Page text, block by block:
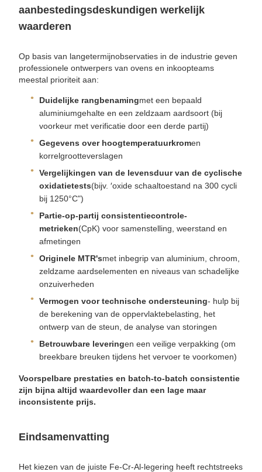
aanbestedingsdeskundigen werkelijk
waarderen
Op basis van langetermijnobservaties in de industrie geven
professionele ontwerpers van ovens en inkoopteams
meestal prioriteit aan:
Duidelijke rangbenamingmet een bepaald
aluminiumgehalte en een zeldzaam aardsoort (bij
voorkeur met verificatie door een derde partij)
Gegevens over hoogtemperatuurkromen
korrelgrootteverslagen
Vergelijkingen van de levensduur van de cyclische
oxidatietests(bijv. ′oxide schaaltoestand na 300 cycli
bij 1250°C")
Partie-op-partij consistentiecontrole-
metrieken(CpK) voor samenstelling, weerstand en
afmetingen
Originele MTR'smet inbegrip van aluminium, chroom,
zeldzame aardselementen en niveaus van schadelijke
onzuiverheden
Vermogen voor technische ondersteuning- hulp bij
de berekening van de oppervlaktebelasting, het
ontwerp van de steun, de analyse van storingen
Betrouwbare leveringen een veilige verpakking (om
breekbare breuken tijdens het vervoer te voorkomen)
Voorspelbare prestaties en batch-to-batch consistentie
zijn bijna altijd waardevoller dan een lage maar
inconsistente prijs.
Eindsamenvatting
Het kiezen van de juiste Fe-Cr-Al-legering heeft rechtstreeks